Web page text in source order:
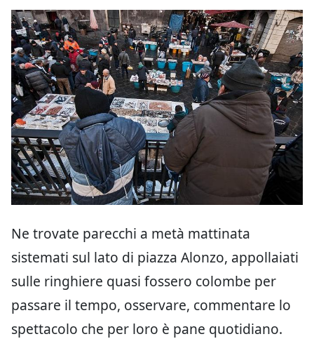
Ne trovate parecchi a metà mattinata
sistemati sul lato di piazza Alonzo, appollaiati
sulle ringhiere quasi fossero colombe per
passare il tempo, osservare, commentare lo
spettacolo che per loro è pane quotidiano.